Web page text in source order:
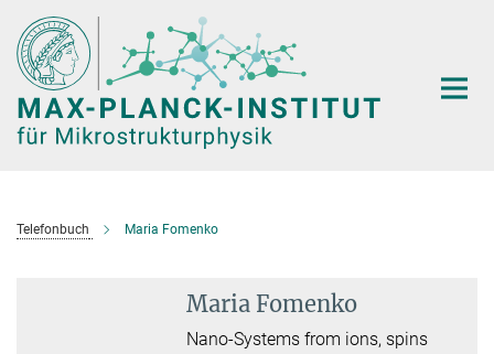
Hauptinhalt
Telefonbuch Maria Fomenko
Maria Fomenko
Nano-Systems from ions, spins